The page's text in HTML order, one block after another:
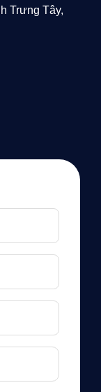
Trưng Tây,